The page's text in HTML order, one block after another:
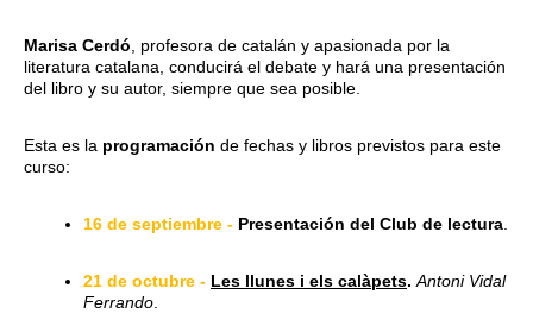
Marisa Cerdó, profesora de catalán y apasionada por la
literatura catalana, conducirá el debate y hará una presentación
del libro y su autor, siempre que sea posible.
Esta es la programación de fechas y libros previstos para este
curso:
16 de septiembre - Presentación del Club de lectura.
21 de octubre - Les llunes i els calàpets. Antoni Vidal
Ferrando.